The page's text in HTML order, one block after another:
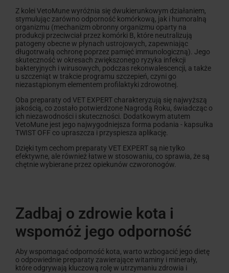
Z kolei VetoMune wyróżnia się dwukierunkowym działaniem,
stymulując zarówno odporność komórkową, jak i humoralną
organizmu (mechanizm obronny organizmu oparty na
produkcji przeciwciał przez komórki B, które neutralizują
patogeny obecne w płynach ustrojowych, zapewniając
długotrwałą ochronę poprzez pamięć immunologiczną). Jego
skuteczność w okresach zwiększonego ryzyka infekcji
bakteryjnych i wirusowych, podczas rekonwalescencji, a także
u szczeniąt w trakcie programu szczepień, czyni go
niezastąpionym elementem profilaktyki zdrowotnej.
Oba preparaty od VET EXPERT charakteryzują się najwyższą
jakością, co zostało potwierdzone Nagrodą Roku, świadcząc o
ich niezawodności i skuteczności. Dodatkowym atutem
VetoMune jest jego najwygodniejsza forma podania - kapsułka
TWIST OFF co upraszcza i przyspiesza aplikację.
Dzięki tym cechom preparaty VET EXPERT są nie tylko
efektywne, ale również łatwe w stosowaniu, co sprawia, że są
chętnie wybierane przez opiekunów czworonogów.
Zadbaj o zdrowie kota i
wspomóż jego odporność
Aby wspomagać odporność kota, warto wzbogacić jego dietę
o odpowiednie preparaty zawierające witaminy i minerały,
które odgrywają kluczową rolę w utrzymaniu zdrowia i